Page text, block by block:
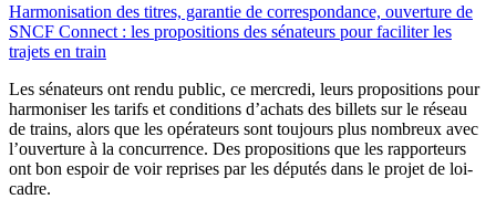
Harmonisation des titres, garantie de correspondance, ouverture de
SNCF Connect : les propositions des sénateurs pour faciliter les
trajets en train
Les sénateurs ont rendu public, ce mercredi, leurs propositions pour
harmoniser les tarifs et conditions d’achats des billets sur le réseau
de trains, alors que les opérateurs sont toujours plus nombreux avec
l’ouverture à la concurrence. Des propositions que les rapporteurs
ont bon espoir de voir reprises par les députés dans le projet de loi-
cadre.